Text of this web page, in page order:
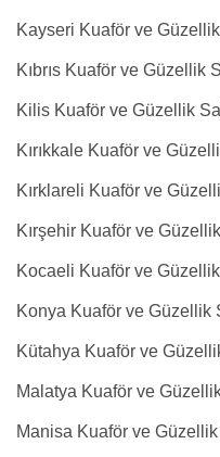
Kayseri Kuaför ve
Kıbrıs Kuaför ve Güzellik
Kilis Kuaför ve Güzellik
Kırıkkale Kuaför ve
Kırklareli Kuaför ve
Kırşehir Kuaför ve
Kocaeli Kuaför ve
Konya Kuaför ve Güzellik
Kütahya Kuaför ve
Malatya Kuaför ve
Manisa Kuaför ve Güzellik